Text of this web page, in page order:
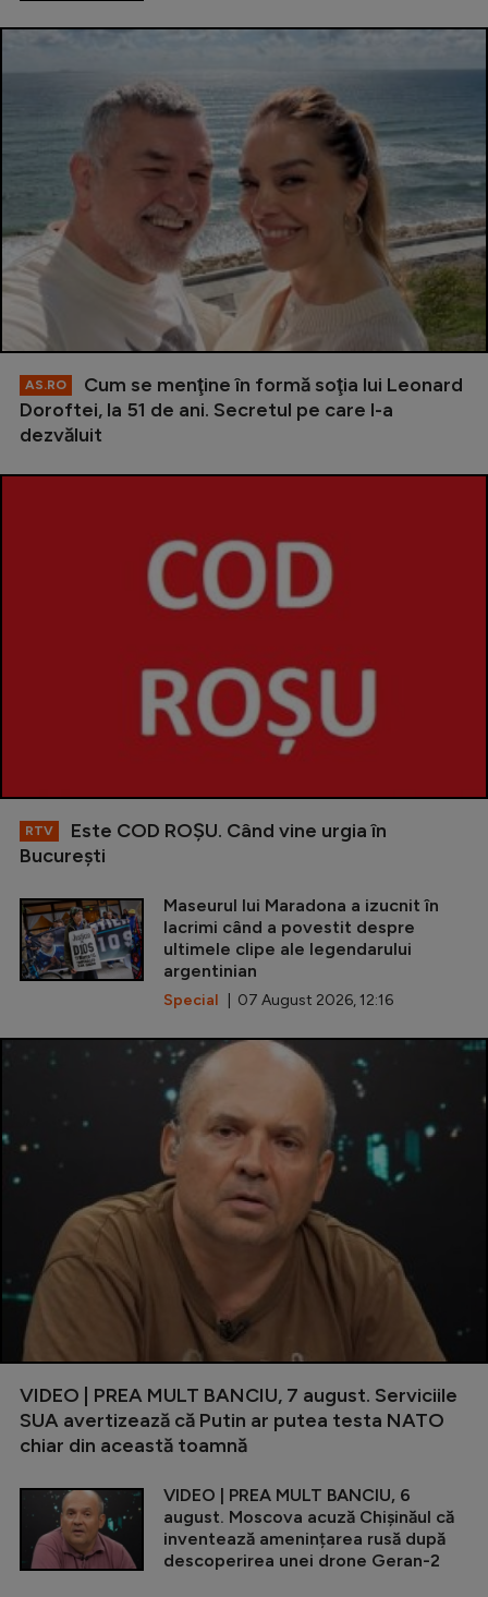
AS.RO
Cum se menţine în formă soţia lui Leonard
Doroftei, la 51 de ani. Secretul pe care l-a
dezvăluit
RTV
Este COD ROŞU. Când vine urgia în
Bucureşti
Maseurul lui Maradona a izucnit în
lacrimi când a povestit despre
ultimele clipe ale legendarului
argentinian
Special | 07 August 2026, 12:16
VIDEO | PREA MULT BANCIU, 7 august. Serviciile
SUA avertizează că Putin ar putea testa NATO
chiar din această toamnă
VIDEO | PREA MULT BANCIU, 6
august. Moscova acuză Chișinăul că
inventează amenințarea rusă după
descoperirea unei drone Geran-2